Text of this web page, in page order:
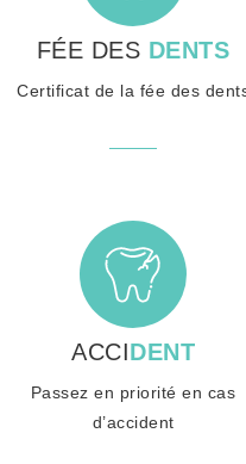
FÉE DES DENTS
Certificat de la fée des
ACCIDENT
Passez en priorité en cas
d’accident